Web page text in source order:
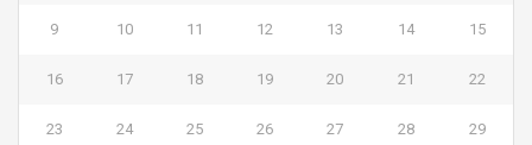
9 10 11 12 13 14 15
16 17 18 19 20 21 22
23 24 25 26 27 28 29